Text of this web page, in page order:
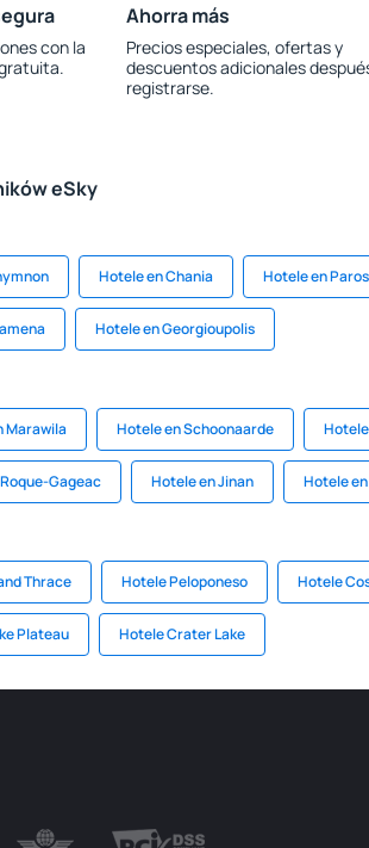
con la
Ahorra más
Precios especiales, ofertas y
descuentos adicionales
registrarse.
eSky
Hotele en Chania Hotele en Paros
Hotele en Georgioupolis
Marawila Hotele en Schoonaarde Hotele
Gageac Hotele en Jinan Hotele
Thrace Hotele Peloponeso Hotele
Plateau Hotele Crater Lake